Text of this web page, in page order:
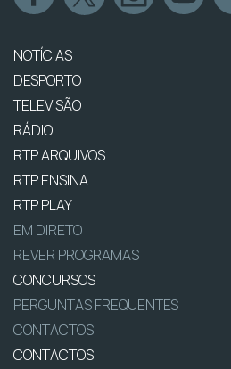
NOTÍCIAS
DESPORTO
TELEVISÃO
RÁDIO
RTP ARQUIVOS
RTP ENSINA
RTP PLAY
EM DIRETO
REVER PROGRAMAS
CONCURSOS
PERGUNTAS FREQUENTES
CONTACTOS
CONTACTOS